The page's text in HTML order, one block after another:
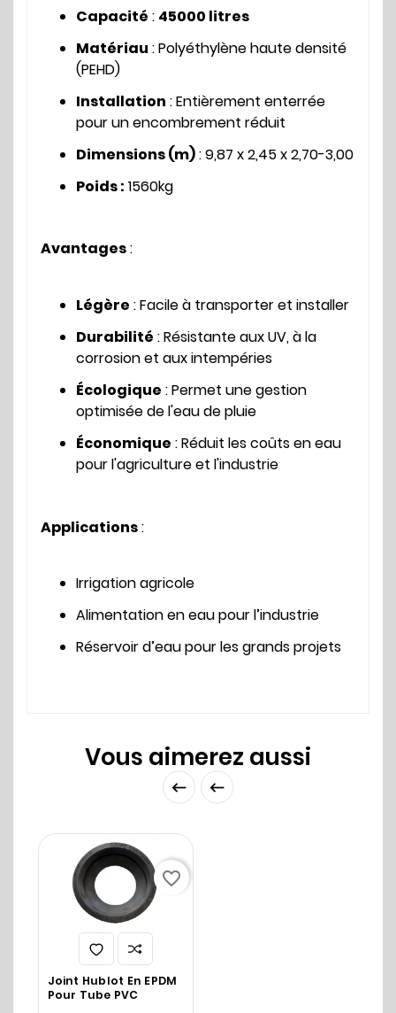
Capacité : 45000 litres
Matériau : Polyéthylène haute densité
(PEHD)
Installation : Entièrement enterrée
pour un encombrement réduit
Dimensions (m): 9,87 x 2,45 x 2,70-3,00
Poids : 1560kg
Avantages:
Légère : Facile à transporter et installer
Durabilité : Résistante aux UV, à la
corrosion et aux intempéries
Écologique : Permet une gestion
optimisée de l'eau de pluie
Économique : Réduit les coûts en eau
pour l'agriculture et l'industrie
Applications:
Irrigation agricole
Alimentation en eau pour l’industrie
Réservoir d’eau pour les grands projets
Vous aimerez aussi
 
Joint Hublot En EPDM
Pour Tube PVC
favorite_border